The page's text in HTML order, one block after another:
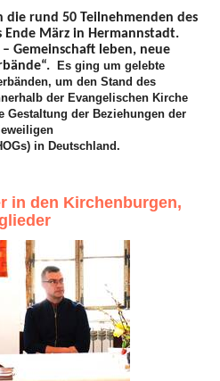
die rund 50 Teilnehmenden des
März in Hermannstadt.
Gemeinschaft leben, neue
Es ging um gelebte
um den Stand des
der Evangelischen Kirche
Gestaltung der Beziehungen der
in Deutschland.
in den Kirchenburgen,